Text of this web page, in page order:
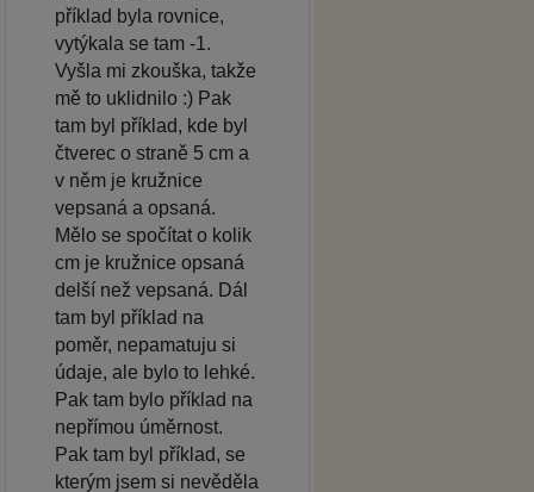
příklad byla rovnice,
vytýkala se tam -1.
Vyšla mi zkouška, takže
mě to uklidnilo :) Pak
tam byl příklad, kde byl
čtverec o straně 5 cm a
v něm je kružnice
vepsaná a opsaná.
Mělo se spočítat o kolik
cm je kružnice opsaná
delší než vepsaná. Dál
tam byl příklad na
poměr, nepamatuju si
údaje, ale bylo to lehké.
Pak tam bylo příklad na
nepřímou úměrnost.
Pak tam byl příklad, se
kterým jsem si nevěděla